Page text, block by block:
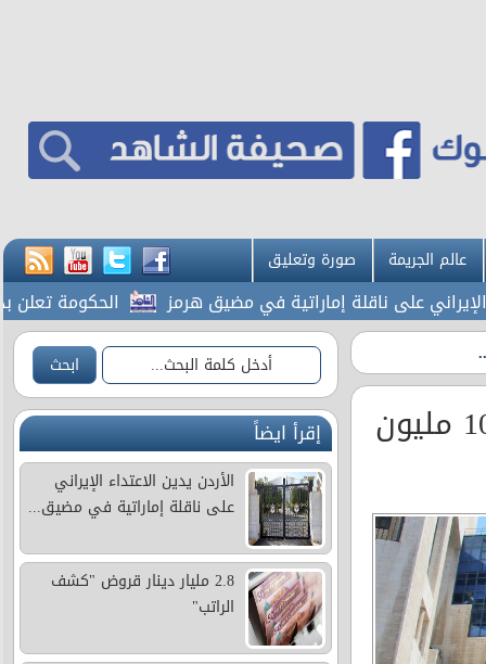
عالم الجريمة صورة وتعليق
على ناقلة إماراتية في مضيق هرمز الحكومة تعلن بدء
البنك المركزي يطرح سندات خزينة بقيمة 100 مليون إقرأ ايضاً
الأردن يدين الاعتداء الإيراني
على ناقلة إماراتية في مضيق...
2.8 مليار دينار قروض "كشف
الراتب"